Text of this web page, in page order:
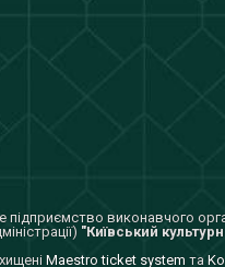
підприємство виконавчого
"Київський
Maestro ticket system та